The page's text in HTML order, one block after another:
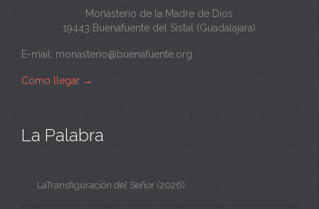
Monasterio de la Madre de Dios
19443 Buenafuente del Sistal (Guadalajara)
E-mail: monasterio@buenafuente.org
Cómo llegar →
La Palabra
LaTransfiguración del Señor (2026)